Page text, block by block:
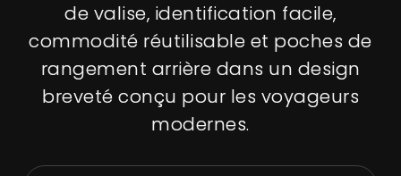
de valise, identification facile,
commodité réutilisable et poches de
rangement arrière dans un design
breveté conçu pour les voyageurs
modernes.